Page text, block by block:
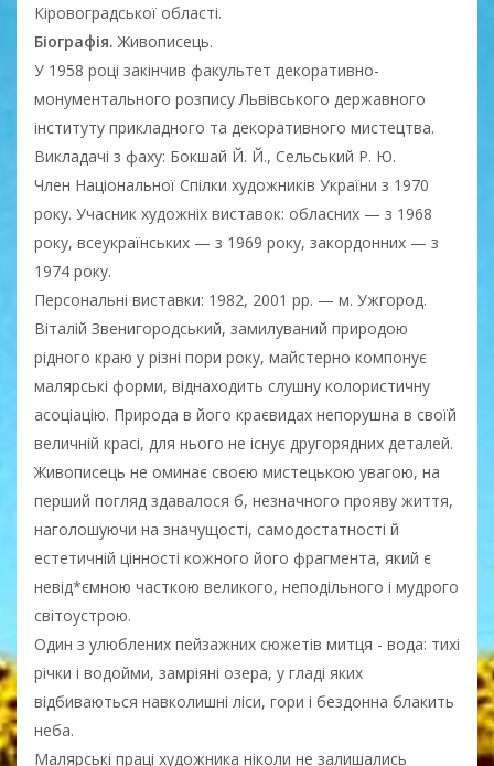
Кіровоградської області.
Біографія. Живописець.
У 1958 році закінчив факультет декоративно-
монументального розпису Львівського державного
інституту прикладного та декоративного мистецтва.
Викладачі з фаху: Бокшай Й. Й., Сельський Р. Ю.
Член Національної Спілки художників України з 1970
року. Учасник художніх виставок: обласних — з 1968
року, всеукраїнських — з 1969 року, закордонних — з
1974 року.
Персональні виставки: 1982, 2001 pp. — м. Ужгород.
Віталій Звенигородський, замилуваний природою
рідного краю у різні пори року, майстерно компонує
малярські форми, віднаходить слушну колористичну
асоціацію. Природа в його краєвидах непорушна в своїй
величній красі, для нього не існує другорядних деталей.
Живописець не оминає своєю мистецькою увагою, на
перший погляд здавалося б, незначного прояву життя,
наголошуючи на значущості, самодостатності й
естетичній цінності кожного його фрагмента, який є
невід*ємною часткою великого, неподільного і мудрого
світоустрою.
Один з улюблених пейзажних сюжетів митця - вода: тихі
річки і водойми, замріяні озера, у гладі яких
відбиваються навколишні ліси, гори і бездонна блакить
неба.
Малярські праці художника ніколи не залишались